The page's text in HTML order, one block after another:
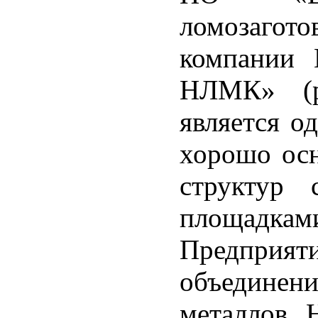
НЛМК»
является
хорошо
структур